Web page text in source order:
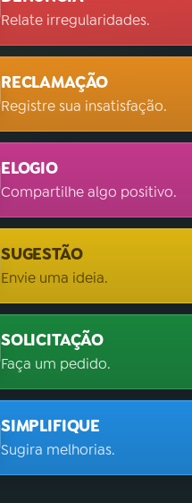
Relate irregularidades.
RECLAMAÇÃO
Registre sua insatisfação.
ELOGIO
Compartilhe algo positivo.
SUGESTÃO
Envie uma ideia.
SOLICITAÇÃO
Faça um pedido.
SIMPLIFIQUE
Sugira melhorias.